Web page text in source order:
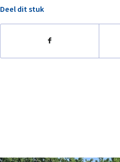
Deel dit stuk